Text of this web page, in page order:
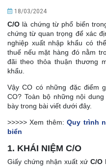
18/03/2024
C/O là chứng từ phổ biến
chứng từ quan trọng để xác
nghiệp xuất nhập khẩu có
thuế nếu mặt hàng đó nằm
đãi theo thỏa thuận thương
khẩu.
Vậy CO có những đặc điểm
CO? Toàn bộ những nội
bày trong bài viết dưới đây.
>>>>> Xem thêm:Quy trình
biển
1. KHÁI NIỆM C/O
Giấy chứng nhận xuất xứ C/O